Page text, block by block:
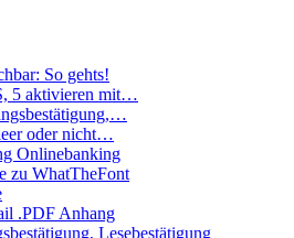
So gehts!
5 aktivieren mit…
oder nicht…
Onlinebanking
zu WhatTheFont
.PDF Anhang
Lesebestätigung